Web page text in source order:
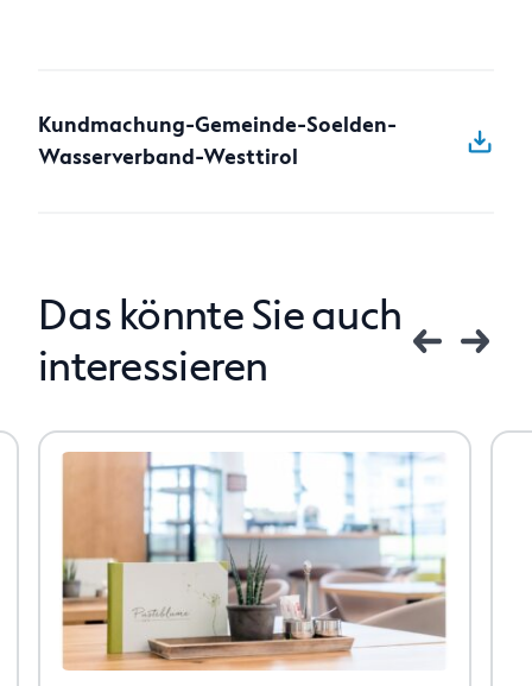
Kundmachung-Gemeinde-Soelden-
Wasserverband-Westtirol
Das könnte Sie auch
interessieren